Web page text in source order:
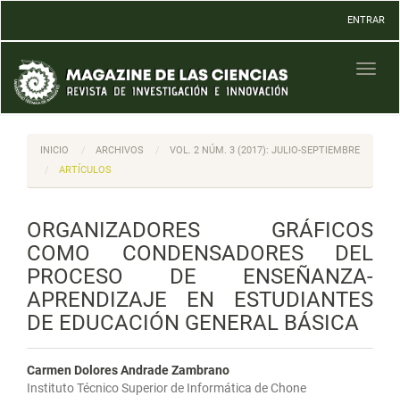
Contenido
principal
Barra
lateral
ENTRAR
INICIO ARCHIVOS
VOL. 2 NÚM. 3 (2017): JULIO-SEPTIEMBRE
ARTÍCULOS
ORGANIZADORES GRÁFICOS
COMO CONDENSADORES DEL
PROCESO DE ENSEÑANZA-
APRENDIZAJE EN ESTUDIANTES
DE EDUCACIÓN GENERAL BÁSICA
Carmen Dolores Andrade Zambrano
Instituto Técnico Superior de Informática de Chone